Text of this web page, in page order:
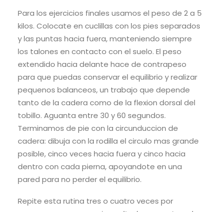
Para los ejercicios finales usamos el peso de 2 a 5
kilos. Colocate en cuclillas con los pies separados
y las puntas hacia fuera, manteniendo siempre
los talones en contacto con el suelo. El peso
extendido hacia delante hace de contrapeso
para que puedas conservar el equilibrio y realizar
pequenos balanceos, un trabajo que depende
tanto de la cadera como de la flexion dorsal del
tobillo. Aguanta entre 30 y 60 segundos.
Terminamos de pie con la circunduccion de
cadera: dibuja con la rodilla el circulo mas grande
posible, cinco veces hacia fuera y cinco hacia
dentro con cada pierna, apoyandote en una
pared para no perder el equilibrio.
Repite esta rutina tres o cuatro veces por